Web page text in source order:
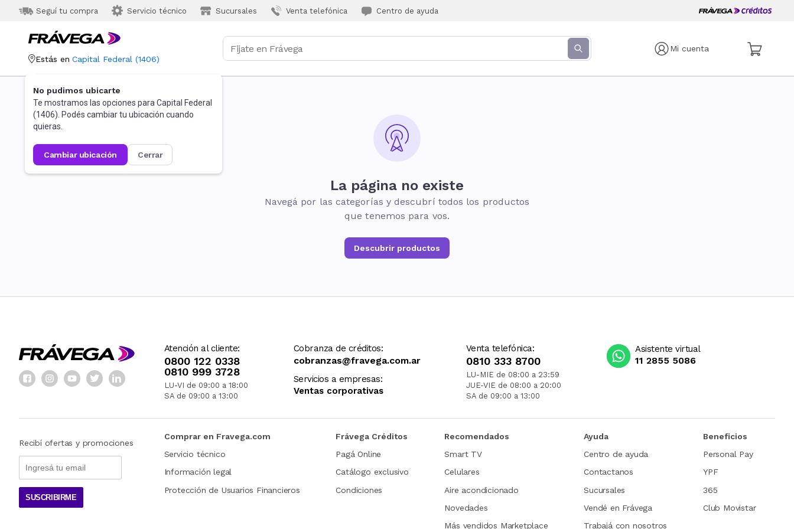
Seguí tu compra Servicio técnico Sucursales Venta telefónica Centro de ayuda
Mi cuenta
Estás en Capital Federal (1406)
No pudimos ubicarte
Te mostramos las opciones para Capital Federal
(1406). Podés cambiar tu ubicación cuando
quieras.
cambiar ubicación cerrar
La página no existe
Navegá por las categorías y descubrí todos los productos
que tenemos para vos.
Descubrir productos
Atención al cliente:
0800 122 0338
0810 999 3728
LU-VI de 09:00 a 18:00
SA de 09:00 a 13:00
Cobranza de créditos:
cobranzas@fravega.com.ar
Servicios a empresas:
Ventas corporativas
Venta telefónica:
0810 333 8700
LU-MIE de 08:00 a 23:59
JUE-VIE de 08:00 a 20:00
SA de 09:00 a 13:00
Asistente virtual
11 2855 5086
Recibí ofertas y promociones
SUSCRIBIRME
Comprar en Fravega.com
Servicio técnico
Información legal
Protección de Usuarios Financieros
Frávega Créditos
Pagá Online
Catálogo exclusivo
Condiciones
Recomendados
Smart TV
Celulares
Aire acondicionado
Novedades
Más vendidos Marketplace
Ayuda
Centro de ayuda
Contactanos
Sucursales
Vendé en Frávega
Trabajá con nosotros
Beneficios
Personal Pay
YPF
365
Club Movistar